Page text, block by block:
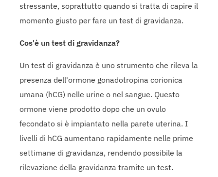
stressante, soprattutto quando si tratta di capire il
momento giusto per fare un test di gravidanza.
Cos'è un test di gravidanza?
Un test di gravidanza è uno strumento che rileva la
presenza dell'ormone gonadotropina corionica
umana (hCG) nelle urine o nel sangue. Questo
ormone viene prodotto dopo che un ovulo
fecondato si è impiantato nella parete uterina. I
livelli di hCG aumentano rapidamente nelle prime
settimane di gravidanza, rendendo possibile la
rilevazione della gravidanza tramite un test.